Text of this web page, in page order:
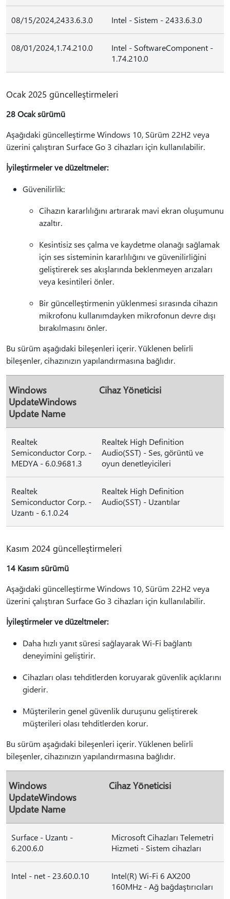
08/15/2024,2433.6.3.0 Intel - Sistem - 2433.6.3.0
08/01/2024,1.74.210.0
Intel - SoftwareComponent -
1.74.210.0
Ocak 2025 güncelleştirmeleri
28 Ocak sürümü
Aşağıdaki güncelleştirme Windows 10, Sürüm 22H2 veya
üzerini çalıştıran Surface Go 3 cihazları için kullanılabilir.
İyileştirmeler ve düzeltmeler:
Güvenilirlik:
Cihazın kararlılığını artırarak mavi ekran oluşumunu
azaltır.
Kesintisiz ses çalma ve kaydetme olanağı sağlamak
için ses sisteminin kararlılığını ve güvenilirliğini
geliştirerek ses akışlarında beklenmeyen arızaları
veya kesintileri önler.
Bir güncelleştirmenin yüklenmesi sırasında cihazın
mikrofonu kullanımdayken mikrofonun devre dışı
bırakılmasını önler.
Bu sürüm aşağıdaki bileşenleri içerir. Yüklenen belirli
bileşenler, cihazınızın yapılandırmasına bağlıdır.
Windows
UpdateWindows
Update Name
Cihaz Yöneticisi
Realtek
Semiconductor Corp. -
MEDYA - 6.0.9681.3
Realtek High Definition
Audio(SST) - Ses, görüntü ve
oyun denetleyicileri
Realtek
Semiconductor Corp. -
Uzantı - 6.1.0.24
Realtek High Definition
Audio(SST) - Uzantılar
Kasım 2024 güncelleştirmeleri
14 Kasım sürümü
Aşağıdaki güncelleştirme Windows 10, Sürüm 22H2 veya
üzerini çalıştıran Surface Go 3 cihazları için kullanılabilir.
İyileştirmeler ve düzeltmeler:
Daha hızlı yanıt süresi sağlayarak Wi-Fi bağlantı
deneyimini geliştirir.
Cihazları olası tehditlerden koruyarak güvenlik açıklarını
giderir.
Müşterilerin genel güvenlik duruşunu geliştirerek
müşterileri olası tehditlerden korur.
Bu sürüm aşağıdaki bileşenleri içerir. Yüklenen belirli
bileşenler, cihazınızın yapılandırmasına bağlıdır.
Windows
UpdateWindows
Update Name
Cihaz Yöneticisi
Surface - Uzantı -
6.200.6.0
Microsoft Cihazları Telemetri
Hizmeti - Sistem cihazları
Intel - net - 23.60.0.10
Intel(R) Wi-Fi 6 AX200
160MHz - Ağ bağdaştırıcıları